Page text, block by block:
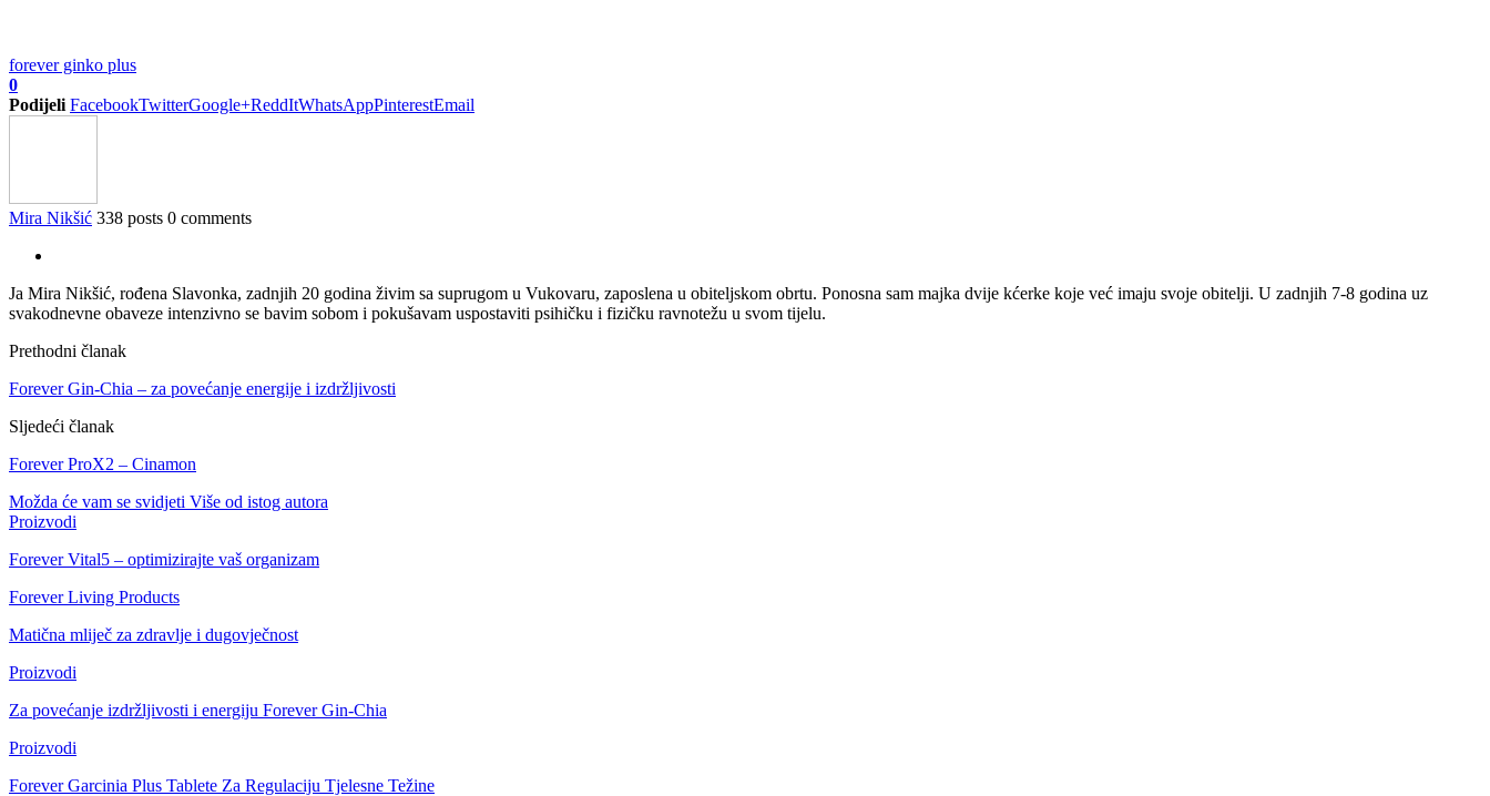
forever ginko plus
0
Podijeli FacebookTwitterGoogle+ReddItWhatsAppPinterestEmail
Mira Nikšić 338 posts 0 comments
Ja Mira Nikšić, rođena Slavonka, zadnjih 20 godina živim sa suprugom u Vukovaru, zaposlena u obiteljskom obrtu. Ponosna sam majka dvije kćerke koje već imaju svoje obitelji. U zadnjih 7-8 godina uz
svakodnevne obaveze intenzivno se bavim sobom i pokušavam uspostaviti psihičku i fizičku ravnotežu u svom tijelu.
Prethodni članak
Forever Gin-Chia – za povećanje energije i izdržljivosti
Sljedeći članak
Forever ProX2 – Cinamon
Možda će vam se svidjeti Više od istog autora
Proizvodi
Forever Vital5 – optimizirajte vaš organizam
Forever Living Products
Matična mliječ za zdravlje i dugovječnost
Proizvodi
Za povećanje izdržljivosti i energiju Forever Gin-Chia
Proizvodi
Forever Garcinia Plus Tablete Za Regulaciju Tjelesne Težine